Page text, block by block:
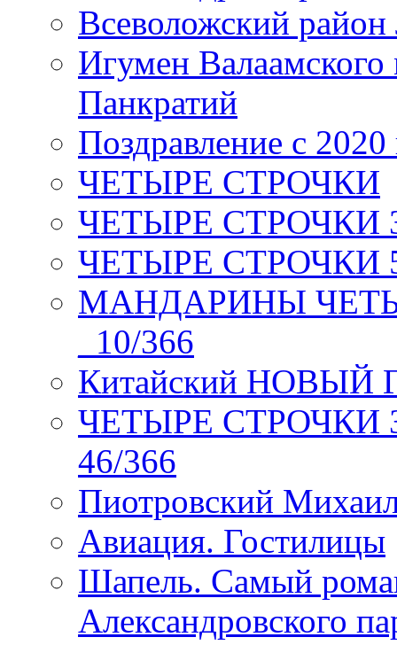
Всеволожский район
Игумен
Панкратий
Поздравление с 2020
ЧЕТЫРЕ СТРОЧКИ
ЧЕТЫРЕ СТРОЧКИ 3
ЧЕТЫРЕ СТРОЧКИ 5
МАНДАРИНЫ
_10/366
Китайский НОВЫЙ
ЧЕТЫРЕ СТРОЧКИ
46/366
Пиотровский
Авиация. Гостилицы
Шапель. Самый
Александровского